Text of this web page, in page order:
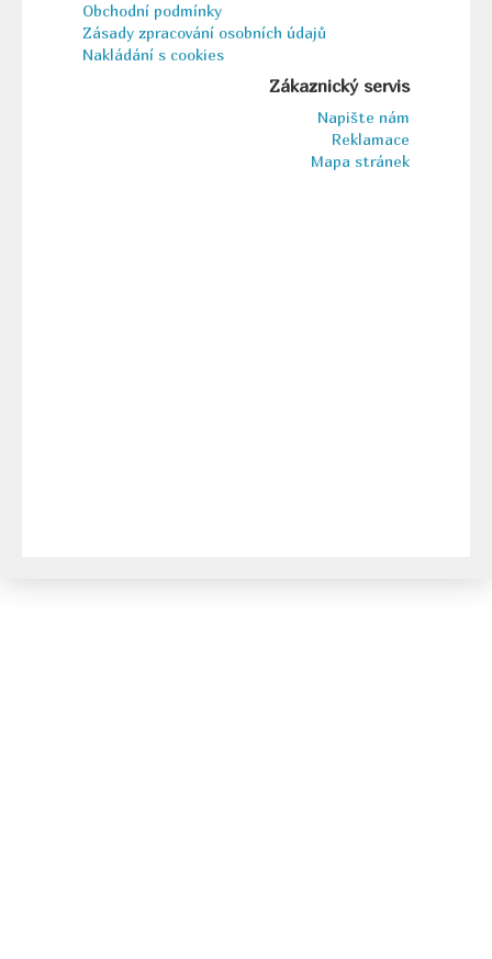
Obchodní podmínky
Zásady zpracování osobních údajů
Nakládání s cookies
Zákaznický servis
Napište nám
Reklamace
Mapa stránek